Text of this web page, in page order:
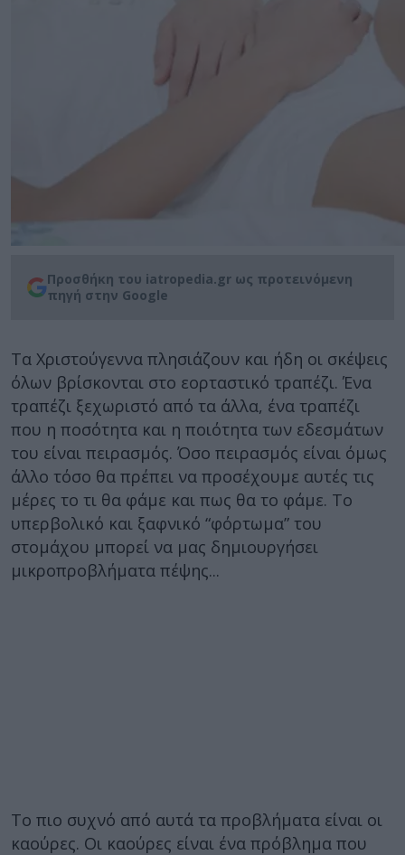
Προσθήκη του iatropedia.gr ως προτεινόμενη
πηγή στην Google
Τα Χριστούγεννα πλησιάζουν και ήδη οι σκέψεις
όλων βρίσκονται στο εορταστικό τραπέζι. Ένα
τραπέζι ξεχωριστό από τα άλλα, ένα τραπέζι
που η ποσότητα και η ποιότητα των εδεσμάτων
του είναι πειρασμός. Όσο πειρασμός είναι όμως
άλλο τόσο θα πρέπει να προσέχουμε αυτές τις
μέρες το τι θα φάμε και πως θα το φάμε. Το
υπερβολικό και ξαφνικό “φόρτωμα” του
στομάχου μπορεί να μας δημιουργήσει
μικροπροβλήματα πέψης...
Το πιο συχνό από αυτά τα προβλήματα είναι οι
καούρες. Οι καούρες είναι ένα πρόβλημα που